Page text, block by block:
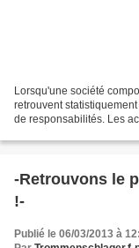
Lorsqu'une société
retrouvent
de responsabilités. Les
-Retrouvons le
!-
Publié le 06/03/2013 à